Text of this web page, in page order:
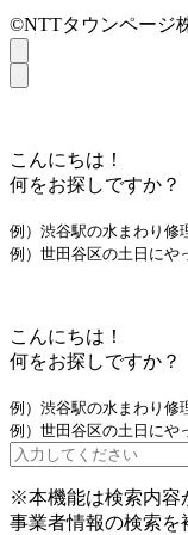
©NTTタウンページ
こんにちは！
何をお探しですか？
例）渋谷駅の水まわり修
例）世田谷区の土日にや
こんにちは！
何をお探しですか？
例）渋谷駅の水まわり修
例）世田谷区の土日にや
※本機能は検索内容
事業者情報の検索を